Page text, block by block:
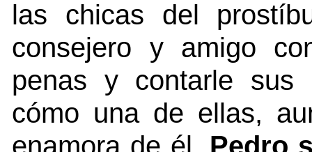
las chicas del
consejero y amigo
penas y contarle sus
cómo una de ellas,
enamora de él. Pedro